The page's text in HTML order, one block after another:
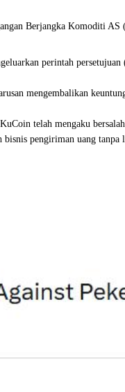
Berjangka Komoditi
perintah
mengembalikan
telah mengaku
bisnis pengiriman uang tanpa